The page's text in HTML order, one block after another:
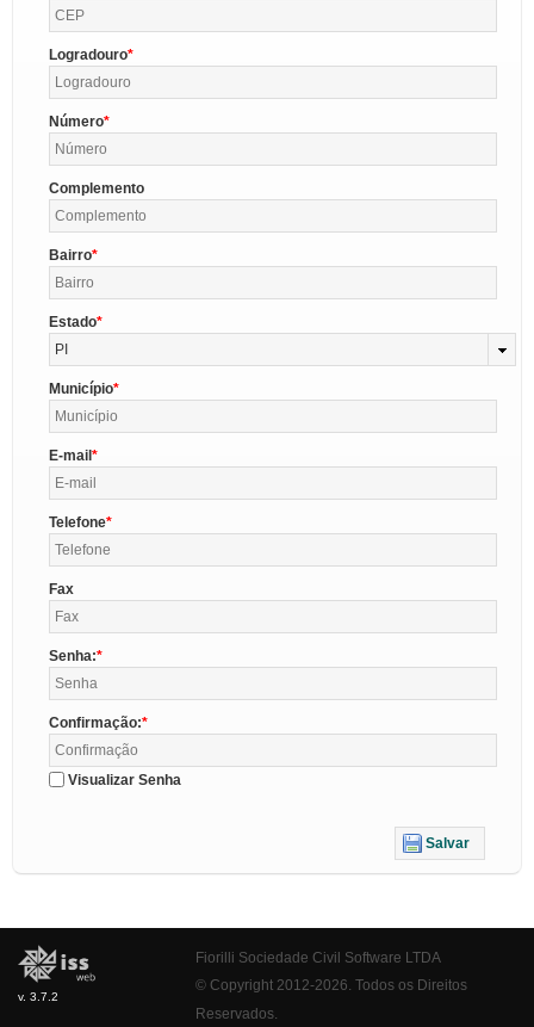
Logradouro
Número
Complemento
Bairro
Estado
PI
Município
E-mail
Telefone
Fax
Senha:
Confirmação:
Visualizar Senha
Salvar
v. 3.7.2
Fiorilli Sociedade Civil Software LTDA
© Copyright 2012-2026. Todos os Direitos
Reservados.